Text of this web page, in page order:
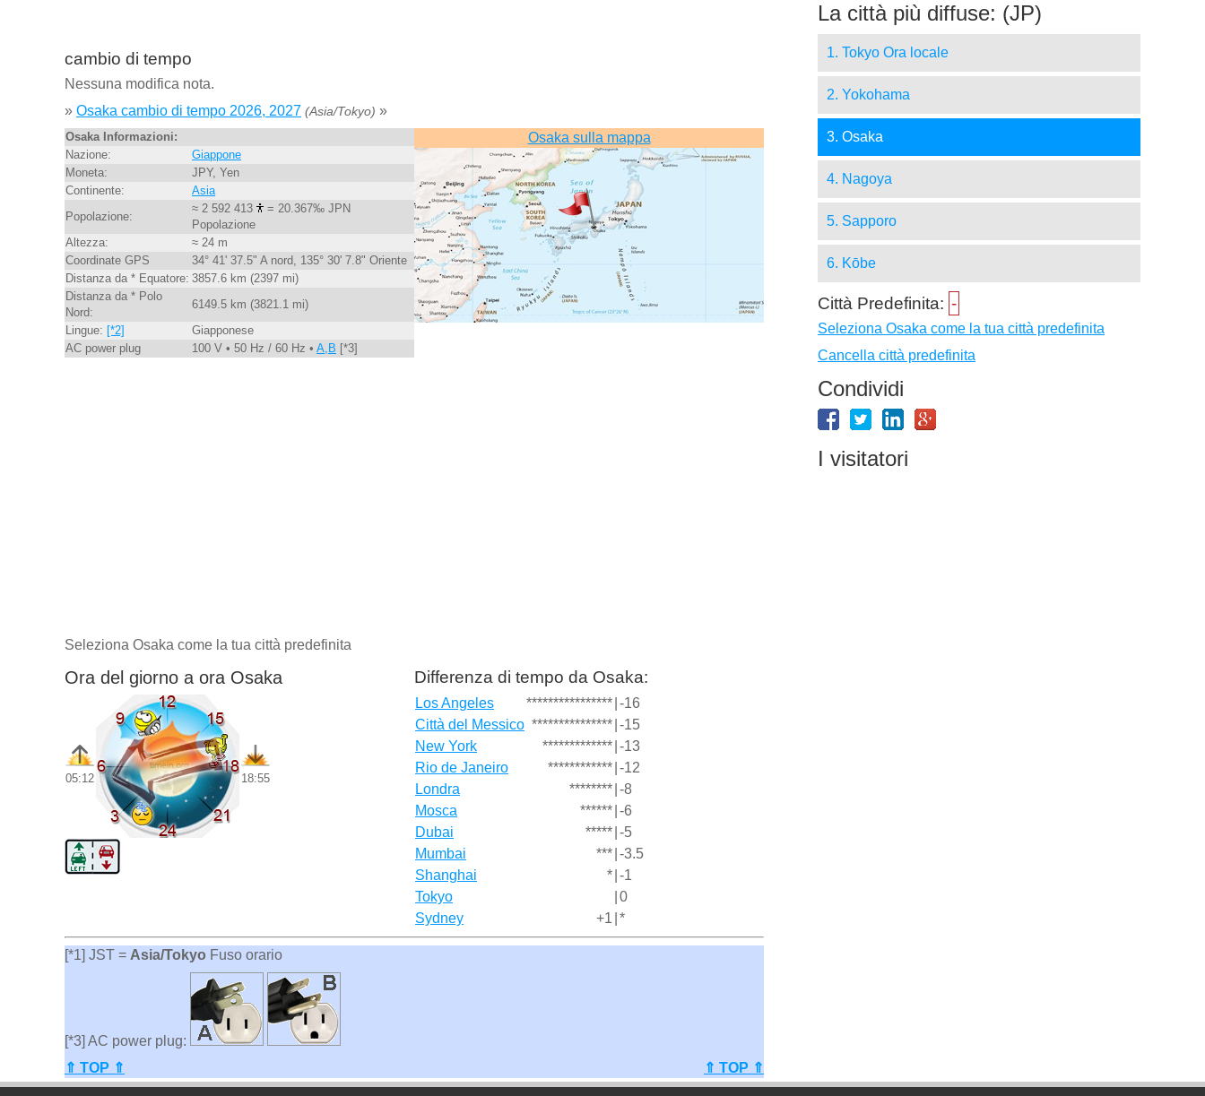
cambio di tempo
Nessuna modifica nota.
» Osaka cambio di tempo 2026, 2027 (Asia/Tokyo) »
Osaka Informazioni:
Nazione:
Giappone
Moneta:
JPY, Yen
Continente:
Asia
Popolazione:
≈ 2 592 413
= 20.367‰ JPN
Popolazione
Altezza:
≈ 24 m
Coordinate GPS
34° 41' 37.5" A nord, 135° 30' 7.8" Oriente
Distanza da * Equatore: 3857.6 km (2397 mi)
Distanza da * Polo
Nord:
6149.5 km (3821.1 mi)
Lingue: [*2]
Giapponese
AC power plug
100 V • 50 Hz / 60 Hz • A,B [*3]
Osaka sulla mappa
Seleziona Osaka come la tua città predefinita
Ora del giorno a ora Osaka
05:12 18:55
Differenza di tempo da Osaka:
Los Angeles **************** -16
Città del Messico *************** -15
New York
************* -13
Rio de Janeiro
************ -12
Londra
******** -8
Mosca
****** -6
Dubai
***** -5
Mumbai
*** -3.5
Shanghai
* -1
Tokyo
0
Sydney
+1 *
[*1] JST = Asia/Tokyo Fuso orario
[*3] AC power plug:
⇑ TOP ⇑
⇑ TOP ⇑
La città più diffuse: (JP)
1. Tokyo Ora locale
2. Yokohama
3. Osaka
4. Nagoya
5. Sapporo
6. Kōbe
Città Predefinita: -
Seleziona Osaka come la tua città predefinita
Cancella città predefinita
Condividi
I visitatori